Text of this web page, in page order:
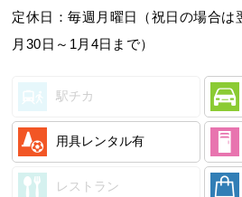
定休日：毎週月曜日（祝日の場合は
月30日～1月4日まで）
駅チカ
用具レンタル有
レストラン